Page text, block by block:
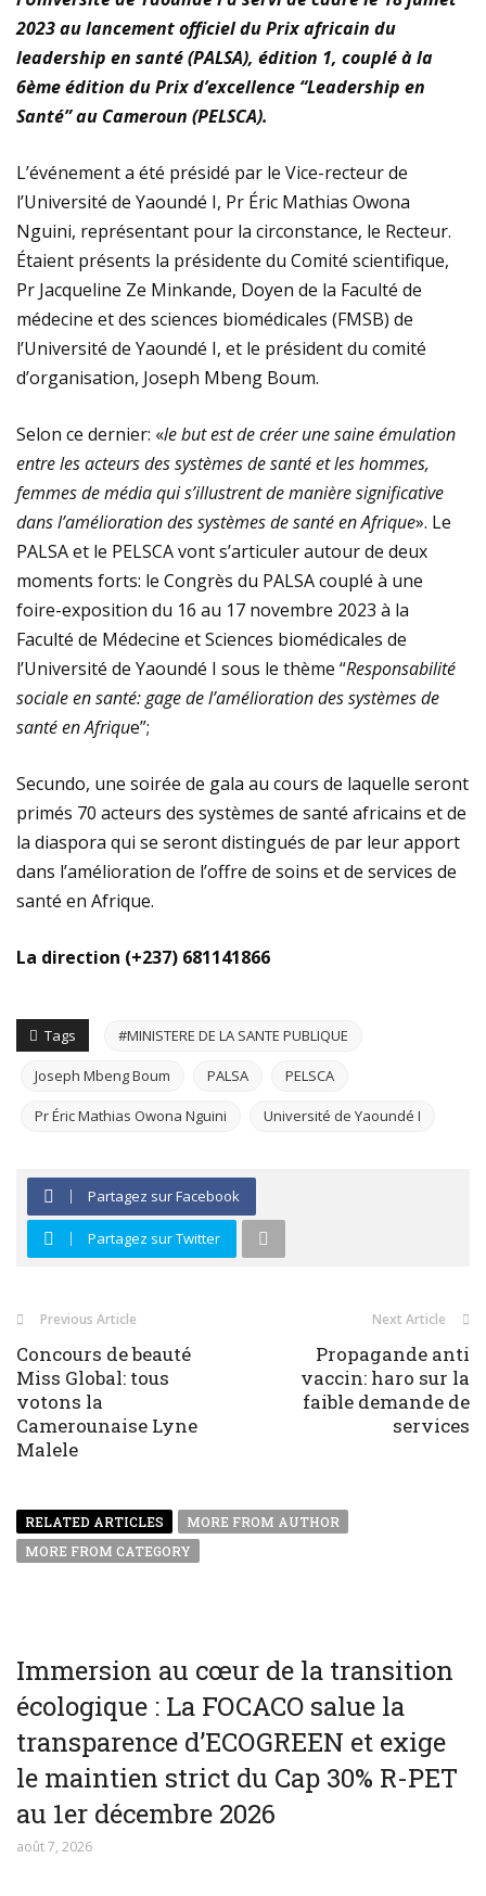
experts
STAGE DE VACANCES 2026 : PLUS DE 500 JEUNES
ÉLÈVES ET ÉTUDIANTS RETENUS DE LA CAD 2 EN
POSTE
16e TOURNOI DE LA PAIX À DOUALA 2 : POPULARITÉ
MESSIANIQUE POUR ME DENISE FAMPOU
2023 au lancement officiel du Prix africain du
leadership en santé (PALSA), édition 1, couplé à la
6ème édition du Prix d’excellence “Leadership en
Santé” au Cameroun (PELSCA).
L’événement a été présidé par le Vice-recteur de
l’Université de Yaoundé I, Pr Éric Mathias Owona
Nguini, représentant pour la circonstance, le Recteur.
Étaient présents la présidente du Comité scientifique,
Pr Jacqueline Ze Minkande, Doyen de la Faculté de
médecine et des sciences biomédicales (FMSB) de
l’Université de Yaoundé I, et le président du comité
d’organisation, Joseph Mbeng Boum.
Selon ce dernier: «le but est de créer une saine émulation
entre les acteurs des systèmes de santé et les hommes,
femmes de média qui s’illustrent de manière significative
dans l’amélioration des systèmes de santé en Afrique». Le
PALSA et le PELSCA vont s’articuler autour de deux
moments forts: le Congrès du PALSA couplé à une
foire-exposition du 16 au 17 novembre 2023 à la
Faculté de Médecine et Sciences biomédicales de
l’Université de Yaoundé I sous le thème “Responsabilité
sociale en santé: gage de l’amélioration des systèmes de
santé en Afrique”;
Secundo, une soirée de gala au cours de laquelle seront
primés 70 acteurs des systèmes de santé africains et de
la diaspora qui se seront distingués de par leur apport
dans l’amélioration de l’offre de soins et de services de
santé en Afrique.
La direction (+237) 681141866
Tags #MINISTERE DE LA SANTE PUBLIQUE
Joseph Mbeng Boum PALSA PELSCA
Pr Éric Mathias Owona Nguini Université de Yaoundé I
Partagez sur Facebook
Partagez sur Twitter
Previous Article
Concours de beauté
Miss Global: tous
votons la
Camerounaise Lyne
Malele
Next Article
Propagande anti
vaccin: haro sur la
faible demande de
services
RELATED ARTICLES
MORE FROM AUTHOR
MORE FROM CATEGORY
Immersion au cœur de la transition
écologique : La FOCACO salue la
transparence d’ECOGREEN et exige
le maintien strict du Cap 30% R-PET
au 1er décembre 2026
août 7, 2026